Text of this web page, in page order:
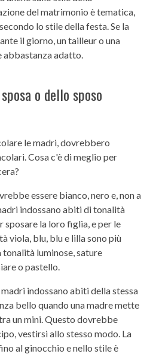
del matrimonio è tematica,
lo stile della festa. Se la
il giorno, un tailleur o una
abbastanza adatto.
o dello sposo
le madri, dovrebbero
Cosa c'è di meglio per
essere bianco, nero e, non a
indossano abiti di tonalità
sposare la loro figlia, e per le
viola, blu, blu e lilla sono più
tonalità luminose, sature
o pastello.
indossano abiti della stessa
bello quando una madre mette
un mini. Questo dovrebbe
vestirsi allo stesso modo. La
al ginocchio e nello stile è